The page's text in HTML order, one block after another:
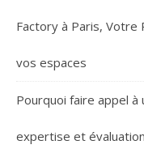
Factory à Paris, Votre
vos espaces
Pourquoi faire appel à
expertise et